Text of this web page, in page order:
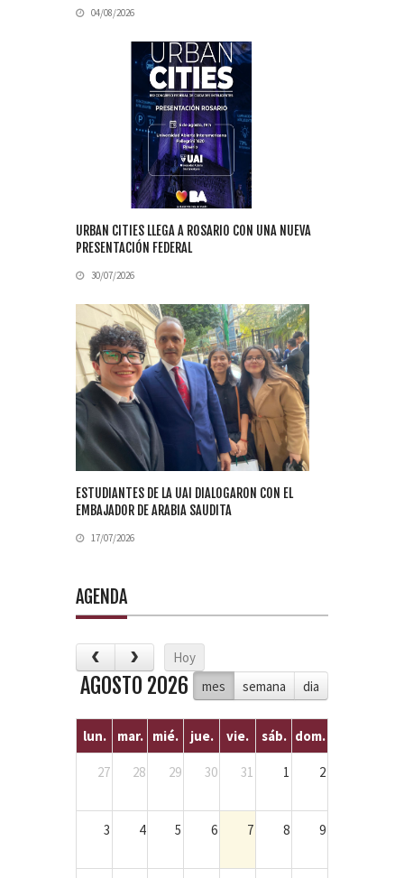
04/08/2026
URBAN CITIES LLEGA A ROSARIO CON UNA NUEVA
PRESENTACIÓN FEDERAL
30/07/2026
ESTUDIANTES DE LA UAI DIALOGARON CON EL
EMBAJADOR DE ARABIA SAUDITA
17/07/2026
AGENDA
Hoy
mes
semana dia
AGOSTO 2026
lun. mar. mié. jue. vie. sáb. dom.
27 28 29 30 31 1 2
3 4 5 6 7 8 9